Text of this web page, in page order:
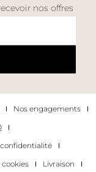
nos offres
Nos engagements
Livraison